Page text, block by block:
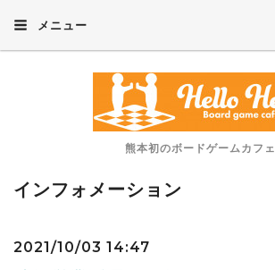
メニュー
熊本初のボードゲームカフェ
インフォメーション
2021/10/03 14:47